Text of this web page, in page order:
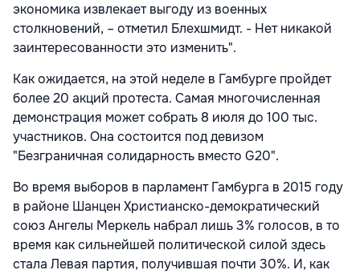
экономика извлекает выгоду из военных
столкновений, – отметил Блехшмидт. - Нет никакой
заинтересованности это изменить".
Как ожидается, на этой неделе в Гамбурге пройдет
более 20 акций протеста. Самая многочисленная
демонстрация может собрать 8 июля до 100 тыс.
участников. Она состоится под девизом
"Безграничная солидарность вместо G20".
Во время выборов в парламент Гамбурга в 2015 году
в районе Шанцен Христианско-демократический
союз Ангелы Меркель набрал лишь 3% голосов, в то
время как сильнейшей политической силой здесь
стала Левая партия, получившая почти 30%. И, как